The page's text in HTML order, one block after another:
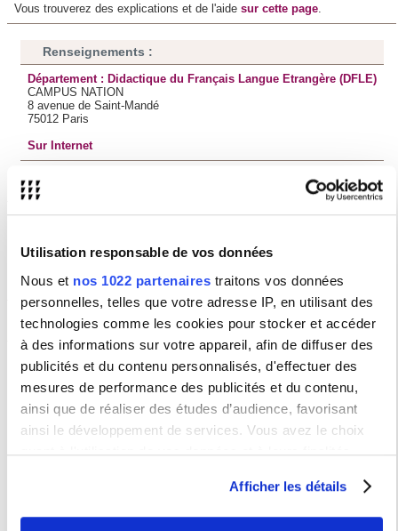
Utilisation responsable de vos données
Nous et nos 1022 partenaires traitons vos données
personnelles, telles que votre adresse IP, en utilisant des
technologies comme les cookies pour stocker et accéder
à des informations sur votre appareil, afin de diffuser des
publicités et du contenu personnalisés, d'effectuer des
mesures de performance des publicités et du contenu,
ainsi que de réaliser des études d’audience, favorisant
ainsi le développement de services. Vous avez le choix
quant à l'utilisation de vos données et à leurs finalités.
moment en consultant la Déclaration relative aux cookies
ou en cliquant sur l'icône de confidentialité.
Afficher les détails
Vous trouverez des explications et de l'aide sur cette page
Renseignements :
Département : Didactique du Français Langue Etrangère (DFLE)
CAMPUS NATION
8 avenue de Saint-Mandé
75012 Paris
Sur Internet
Préinscription 2026/2027
La période d’inscription pour le DULF 2027/2028 est
dates.
Campus Nation
La Sorbonne Nouvelle se trouve désormais sur le nouveauCampus
Nation
Voici comment accéder au secrétariat pédagogique du DULF.